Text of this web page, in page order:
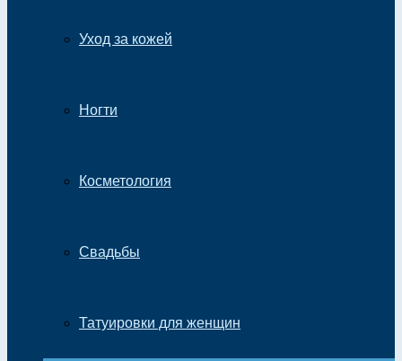
Уход за кожей
Ногти
Косметология
Свадьбы
Татуировки для женщин